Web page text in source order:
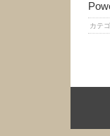
カテ